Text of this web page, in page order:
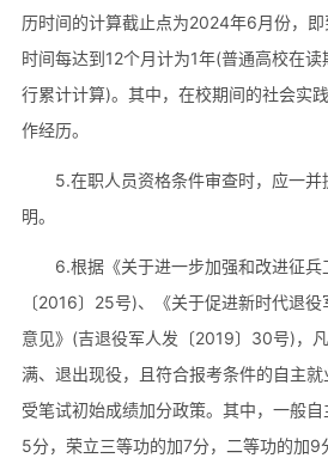
历时间的计算截止点为2024年6月份，
时间每达到12个月计为1年(普通高校在
行累计计算)。其中，在校期间的社会实
作经历。
5.在职人员资格条件审查时，应一
明。
6.根据《关于进一步加强和改进征
〔2016〕25号)、《关于促进新时代退
意见》(吉退役军人发〔2019〕30号)，
满、退出现役，且符合报考条件的自主
受笔试初始成绩加分政策。其中，一般
5分，荣立三等功的加7分，二等功的加9